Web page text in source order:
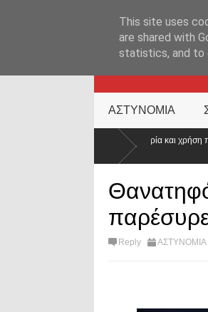
ΑΣΤΥΝΟΜΙΑ
και χρήση πυροβόλων όπλων από
Reply ΑΣΤΥΝΟΜΙΑ
This site uses
are shared with
statistics, and to